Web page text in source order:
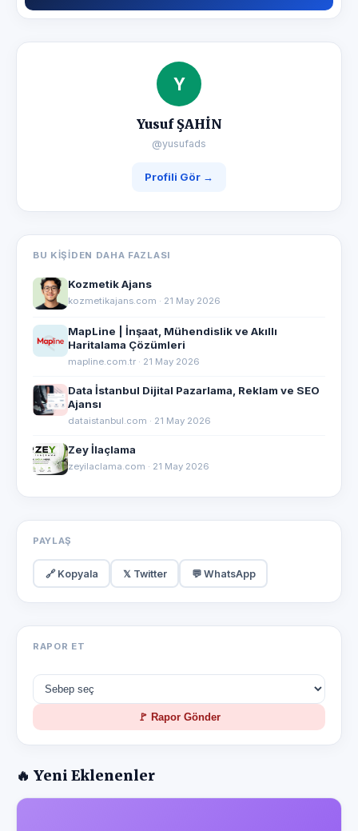
Y
Yusuf ŞAHİN
@yusufads
Profili Gör →
BU KIŞIDEN DAHA FAZLASI
Kozmetik Ajans
kozmetikajans.com · 21 May 2026
MapLine | İnşaat, Mühendislik ve Akıllı
Haritalama Çözümleri
mapline.com.tr · 21 May 2026
Data İstanbul Dijital Pazarlama, Reklam ve SEO
Ajansı
dataistanbul.com · 21 May 2026
Zey İlaçlama
zeyilaclama.com · 21 May 2026
PAYLAŞ
🔗 Kopyala 𝕏 Twitter 💬 WhatsApp
RAPOR ET
🚩 Rapor Gönder
🔥 Yeni Eklenenler